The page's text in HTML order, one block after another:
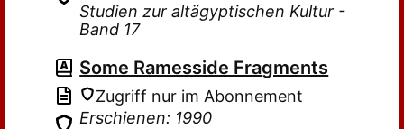
Studien zur altägyptischen Kultur -
Band 17
Some Ramesside Fragments
Zugriff nur im Abonnement
Erschienen: 1990